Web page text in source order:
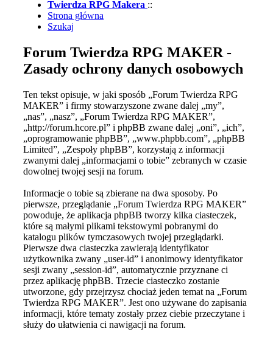
Twierdza RPG Makera ::
Strona główna
Szukaj
Forum Twierdza RPG MAKER -
Zasady ochrony danych osobowych
Ten tekst opisuje, w jaki sposób „Forum Twierdza RPG
MAKER” i firmy stowarzyszone zwane dalej „my”,
„nas”, „nasz”, „Forum Twierdza RPG MAKER”,
„http://forum.hcore.pl” i phpBB zwane dalej „oni”, „ich”,
„oprogramowanie phpBB”, „www.phpbb.com”, „phpBB
Limited”, „Zespoły phpBB”, korzystają z informacji
zwanymi dalej „informacjami o tobie” zebranych w czasie
dowolnej twojej sesji na forum.
Informacje o tobie są zbierane na dwa sposoby. Po
pierwsze, przeglądanie „Forum Twierdza RPG MAKER”
powoduje, że aplikacja phpBB tworzy kilka ciasteczek,
które są małymi plikami tekstowymi pobranymi do
katalogu plików tymczasowych twojej przeglądarki.
Pierwsze dwa ciasteczka zawierają identyfikator
użytkownika zwany „user-id” i anonimowy identyfikator
sesji zwany „session-id”, automatycznie przyznane ci
przez aplikację phpBB. Trzecie ciasteczko zostanie
utworzone, gdy przejrzysz chociaż jeden temat na „Forum
Twierdza RPG MAKER”. Jest ono używane do zapisania
informacji, które tematy zostały przez ciebie przeczytane i
służy do ułatwienia ci nawigacji na forum.